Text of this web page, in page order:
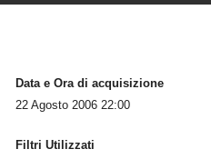
Data e Ora di acquisizione
22 Agosto 2006 22:00
Filtri Utilizzati